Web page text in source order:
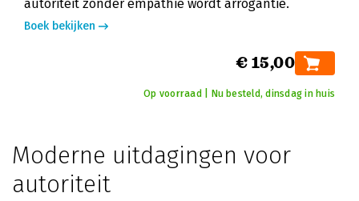
autoriteit zonder empathie wordt arrogantie.
Boek bekijken
€ 15,00
Op voorraad | Nu besteld, dinsdag in huis
Moderne uitdagingen voor
autoriteit